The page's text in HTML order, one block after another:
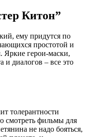
Китон”
ему придутся по
простотой и
Яркие герои-маски,
и диалогов – все это
толерантности
смотреть фильмы для
не надо бояться,